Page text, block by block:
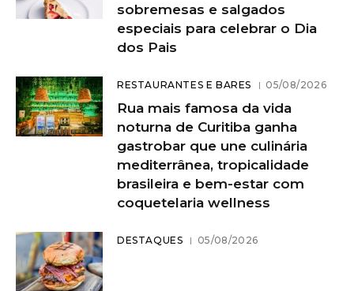
sobremesas e salgados
especiais para celebrar o Dia
dos Pais
RESTAURANTES E BARES 05/08/2026
Rua mais famosa da vida
noturna de Curitiba ganha
gastrobar que une culinária
mediterrânea, tropicalidade
brasileira e bem-estar com
coquetelaria wellness
DESTAQUES 05/08/2026